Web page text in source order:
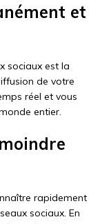
et
sociaux est la
de votre
réel et vous
entier.
rapidement
sociaux. En